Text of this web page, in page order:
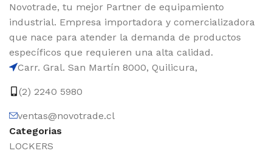
Novotrade, tu mejor Partner de equipamiento
industrial. Empresa importadora y comercializadora
que nace para atender la demanda de productos
específicos que requieren una alta calidad.
Carr. Gral. San Martín 8000, Quilicura,
(2) 2240 5980
ventas@novotrade.cl
Categorias
LOCKERS